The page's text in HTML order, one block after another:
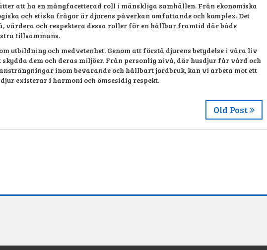
att ha en mångfacetterad roll i mänskliga samhällen. Från ekonomiska
och etiska frågor är djurens påverkan omfattande och komplex. Det
värdera och respektera dessa roller för en hållbar framtid där både
tillsammans.
utbildning och medvetenhet. Genom att förstå djurens betydelse i våra liv
dem och deras miljöer. Från personlig nivå, där husdjur får vård och
inom bevarande och hållbart jordbruk, kan vi arbeta mot ett
existerar i harmoni och ömsesidig respekt.
Old Post